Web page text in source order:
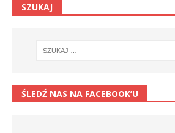
SZUKAJ
ŚLEDŹ NAS NA FACEBOOK’U